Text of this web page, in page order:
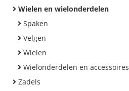
Wielen en wielonderdelen
Spaken
Velgen
Wielen
Wielonderdelen en accessoires
Zadels